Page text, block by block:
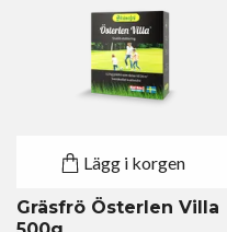
Lägg i korgen
Gräsfrö Österlen Villa